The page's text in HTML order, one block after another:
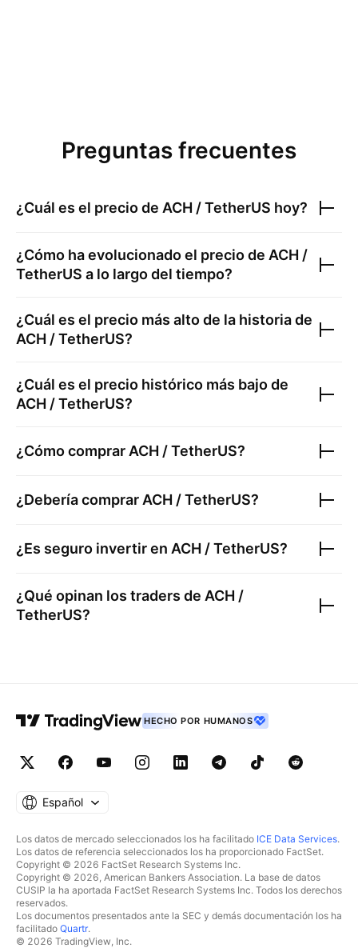
Preguntas frecuentes
¿Cuál es el precio de ACH / TetherUS hoy?
¿Cómo ha evolucionado el precio de ACH /
TetherUS a lo largo del tiempo?
¿Cuál es el precio más alto de la historia de
ACH / TetherUS?
¿Cuál es el precio histórico más bajo de
ACH / TetherUS?
¿Cómo comprar ACH / TetherUS?
¿Debería comprar ACH / TetherUS?
¿Es seguro invertir en ACH / TetherUS?
¿Qué opinan los traders de ACH /
TetherUS?
HECHO POR HUMANOS
Español
Los datos de mercado seleccionados los ha facilitado ICE Data Services.
Los datos de referencia seleccionados los ha proporcionado FactSet.
Copyright © 2026 FactSet Research Systems Inc.
Copyright © 2026, American Bankers Association. La base de datos
CUSIP la ha aportada FactSet Research Systems Inc. Todos los derechos
reservados.
Los documentos presentados ante la SEC y demás documentación los ha
facilitado Quartr.
© 2026 TradingView, Inc.